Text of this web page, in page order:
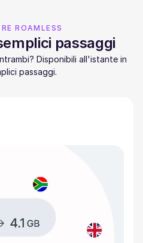
ROAMLESS
passaggi
Disponibili all'istante in
passaggi.